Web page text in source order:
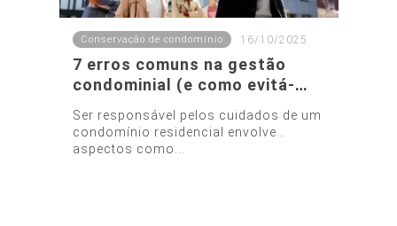
Conservação de condomínio 16/10/2025
7 erros comuns na gestão
condominial (e como evitá-
Ser responsável pelos cuidados de um
condomínio residencial envolve
aspectos como...